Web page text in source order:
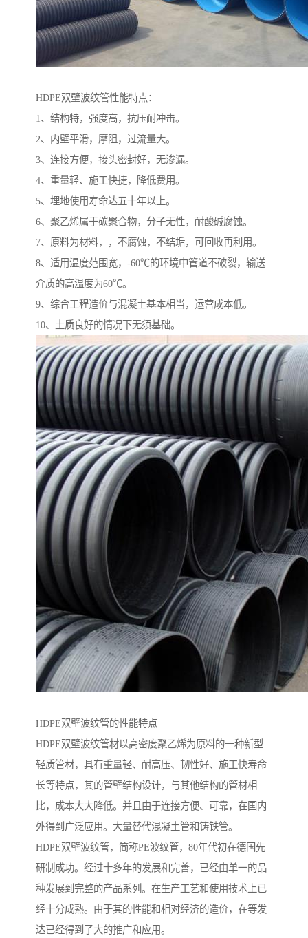
HDPE双壁波纹管性能特点：
1、结构特，强度高，抗压耐冲击。
2、内壁平滑，摩阻，过流量大。
3、连接方便，接头密封好，无渗漏。
4、重量轻、施工快捷，降低费用。
5、埋地使用寿命达五十年以上。
6、聚乙烯属于碳聚合物，分子无性，耐酸碱腐蚀。
7、原料为材料，，不腐蚀，不结垢，可回收再利用。
8、适用温度范围宽，-60℃的环境中管道不破裂，输送
介质的高温度为60℃。
9、综合工程造价与混凝土基本相当，运营成本低。
10、土质良好的情况下无须基础。
HDPE双壁波纹管的性能特点
HDPE双壁波纹管材以高密度聚乙烯为原料的一种新型
轻质管材，具有重量轻、耐高压、韧性好、施工快寿命
长等特点，其的管壁结构设计，与其他结构的管材相
比，成本大大降低。并且由于连接方便、可靠，在国内
外得到广泛应用。大量替代混凝土管和铸铁管。
HDPE双壁波纹管，简称PE波纹管，80年代初在德国先
研制成功。经过十多年的发展和完善，已经由单一的品
种发展到完整的产品系列。在生产工艺和使用技术上已
经十分成熟。由于其的性能和相对经济的造价，在等发
达已经得到了大的推广和应用。